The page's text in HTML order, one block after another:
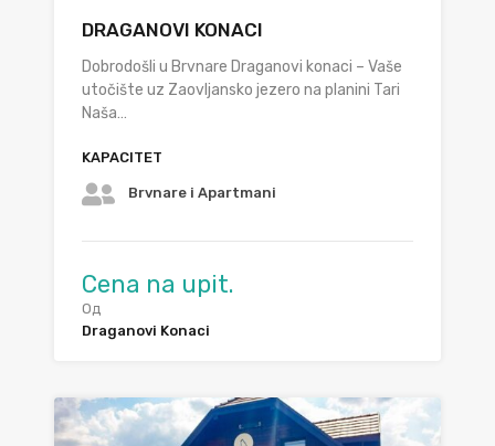
DRAGANOVI KONACI
Dobrodošli u Brvnare Draganovi konaci – Vaše
utočište uz Zaovljansko jezero na planini Tari
Naša…
KAPACITET
Brvnare i Apartmani
Cena na upit.
Од
Draganovi Konaci